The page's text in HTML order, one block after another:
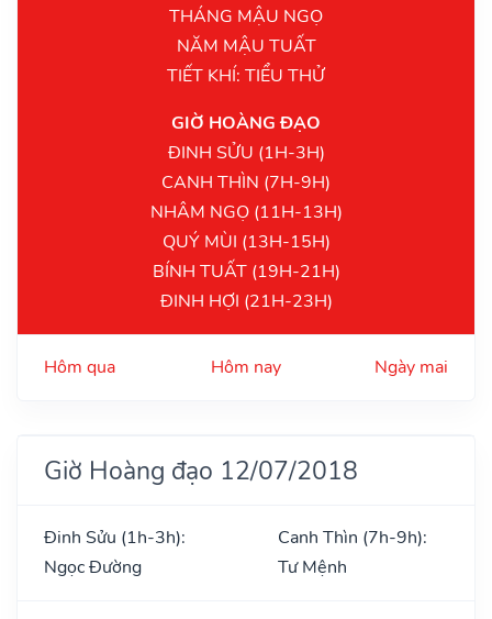
THÁNG MẬU NGỌ
NĂM MẬU TUẤT
TIẾT KHÍ: TIỂU THỬ
GIỜ HOÀNG ĐẠO
ĐINH SỬU (1H-3H)
CANH THÌN (7H-9H)
NHÂM NGỌ (11H-13H)
QUÝ MÙI (13H-15H)
BÍNH TUẤT (19H-21H)
ĐINH HỢI (21H-23H)
Hôm qua Hôm nay Ngày mai
Giờ Hoàng đạo 12/07/2018
Đinh Sửu (1h-3h):
Ngọc Đường
Canh Thìn (7h-9h):
Tư Mệnh